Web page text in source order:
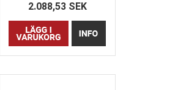
2.088,53 SEK